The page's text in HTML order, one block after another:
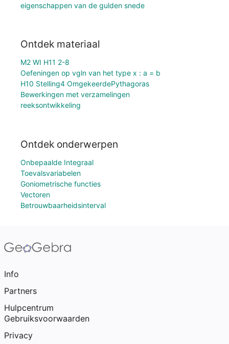
eigenschappen van de gulden snede
Ontdek materiaal
M2 WI H11 2-8
Oefeningen op vgln van het type x : a = b
H10 Stelling4 OmgekeerdePythagoras
Bewerkingen met verzamelingen
reeksontwikkeling
Ontdek onderwerpen
Onbepaalde Integraal
Toevalsvariabelen
Goniometrische functies
Vectoren
Betrouwbaarheidsinterval
Info
Partners
Hulpcentrum
Gebruiksvoorwaarden
Privacy